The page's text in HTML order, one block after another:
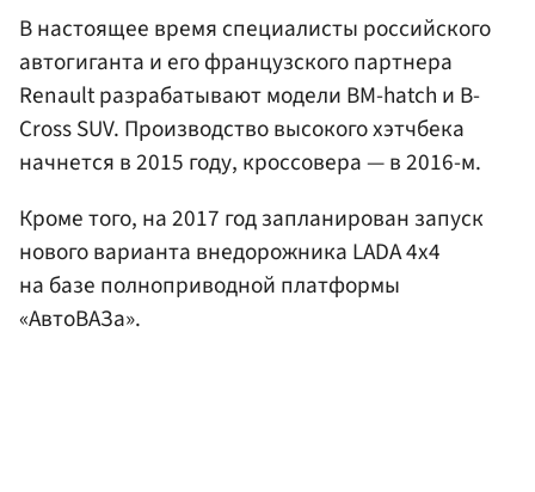
В настоящее время специалисты российского
автогиганта и его французского партнера
Renault разрабатывают модели BM-hatch и B-
Cross SUV. Производство высокого хэтчбека
начнется в 2015 году, кроссовера — в 2016-м.
Кроме того, на 2017 год запланирован запуск
нового варианта внедорожника LADA 4х4
на базе полноприводной платформы
«АвтоВАЗа».